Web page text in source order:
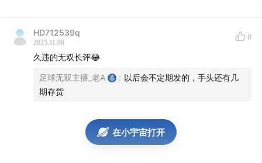
本期节目流程与目录：
节目总时长：约2小时13分钟
看了春节档《哪吒2》之后的一些感受，以及其他相
HD712539q
2025.11.08
0
久违的无双长评😂
足球无双主播_老A : 以后会不定期发的，手头还有几
期存货
在小宇宙打开